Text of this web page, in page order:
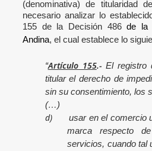
(denominativa) de titularidad
necesario analizar lo
155 de la Decisión 486de la
Andina, el cual establece lo
“Artículo 155.- El registro
titular el derecho de
sin su consentimiento, los
(…)
d)
usar en el comercio
marca respecto
servicios, cuando tal